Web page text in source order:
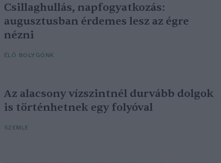
Csillaghullás, napfogyatkozás:
augusztusban érdemes lesz az égre
nézni
ÉLŐ BOLYGÓNK
Az alacsony vízszintnél durvább dolgok
is történhetnek egy folyóval
SZEMLE